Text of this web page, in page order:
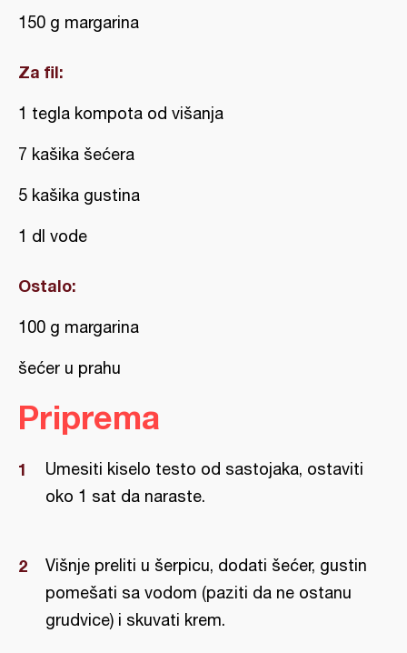
150 g margarina
Za fil:
1 tegla kompota od višanja
7 kašika šećera
5 kašika gustina
1 dl vode
Ostalo:
100 g margarina
šećer u prahu
Priprema
Umesiti kiselo testo od sastojaka, ostaviti
oko 1 sat da naraste.
Višnje preliti u šerpicu, dodati šećer, gustin
pomešati sa vodom (paziti da ne ostanu
grudvice) i skuvati krem.